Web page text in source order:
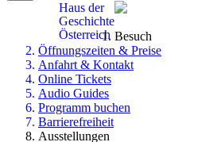
Haus der
Geschichte
Österreich Besuch
Öffnungszeiten & Preise
Anfahrt & Kontakt
Online Tickets
Audio Guides
Programm buchen
Barrierefreiheit
Ausstellungen